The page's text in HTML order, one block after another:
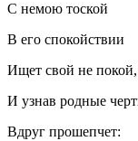
С немою тоской
В его спокойствии
Ищет свой не покой,
И узнав родные
Вдруг прошепчет: